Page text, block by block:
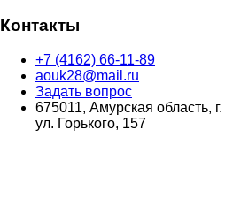
Контакты
+7 (4162) 66-11-89
aouk28@mail.ru
Задать вопрос
675011, Амурская область,
ул. Горького, 157